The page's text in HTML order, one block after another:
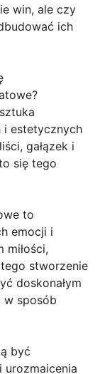
win, ale czy
ich
i estetycznych
gałązek i
się tego
to
emocji i
miłości,
stworzenie
doskonałym
w sposób
być